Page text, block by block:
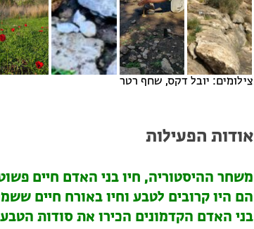
צילומים: יובל דקס, שחף רטר
אודות הפעילות
משחר ההיסטוריה, חיו בני האדם חיים
הם היו קרובים לטבע וחיו באורח חיים
בני האדם הקדמונים הכירו את סודות